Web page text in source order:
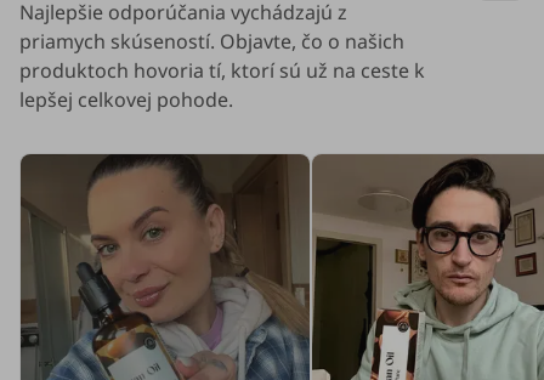
Najlepšie odporúčania vychádzajú z
priamych skúseností. Objavte, čo o našich
produktoch hovoria tí, ktorí sú už na ceste k
lepšej celkovej pohode.